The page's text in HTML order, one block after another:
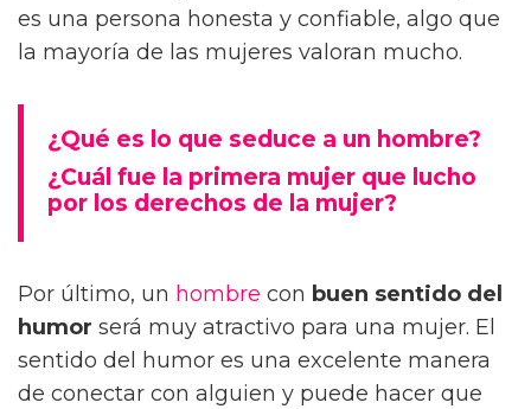
es una persona honesta y confiable, algo que
la mayoría de las mujeres valoran mucho.
¿Qué es lo que seduce a un hombre?
¿Cuál fue la primera mujer que lucho
por los derechos de la mujer?
Por último, un hombre con buen sentido del
humor será muy atractivo para una mujer. El
sentido del humor es una excelente manera
de conectar con alguien y puede hacer que